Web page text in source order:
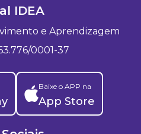
IDEA
e Aprendizagem
0001-37
Baixe o APP na
App Store